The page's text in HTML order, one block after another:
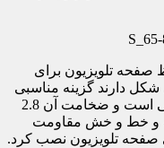
صفحه تلویزیون برای
منحنی شکل دارند گزینه مناسبی
است.این محافظ از جنس ورق های تایوانی است و ضخامت آن 2.8
و خط و خش مقاومت
صفحه تلویزیون نصب کرد.